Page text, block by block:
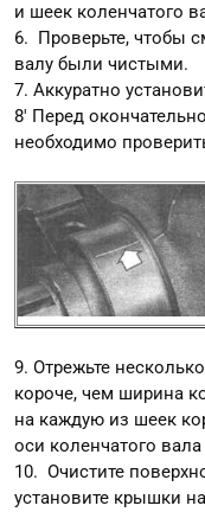
и шеек коленчатого
6. Проверьте, чтобы
валу были чистыми.
7. Аккуратно
8' Перед
необходимо
9. Отрежьте
короче, чем ширина
на каждую из шеек
оси коленчатого вала
10. Очистите
установите крышки